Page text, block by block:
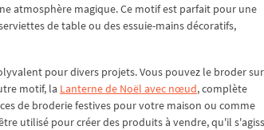
atmosphère magique. Ce motif est parfait pour une
de table ou des essuie-mains décoratifs,
pour divers projets. Vous pouvez le broder
motif, la Lanterne de Noël avec nœud, complète
de broderie festives pour votre maison ou comme
utilisé pour créer des produits à vendre, qu'il